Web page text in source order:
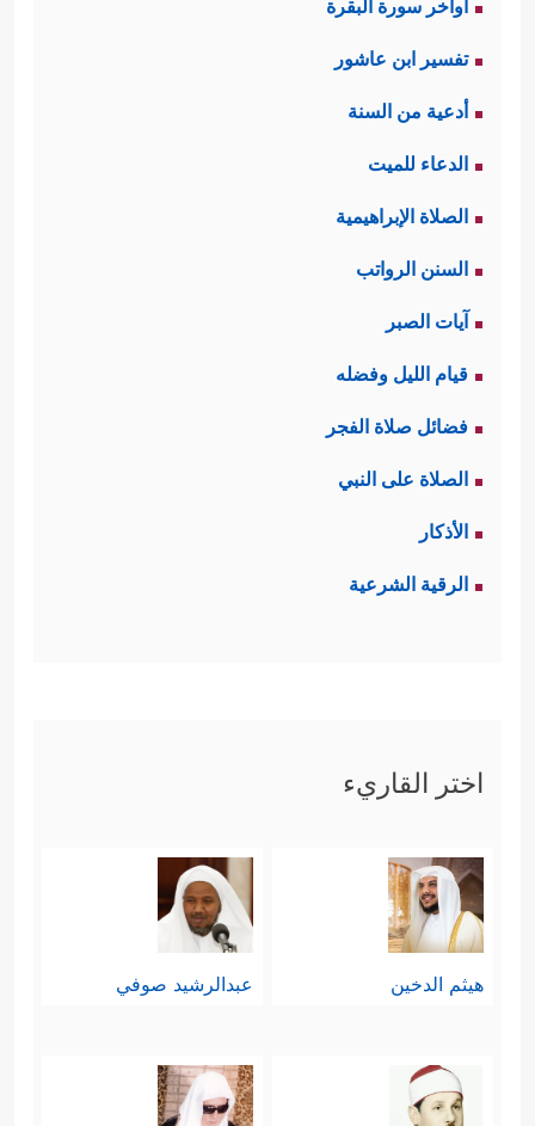
اواخر سورة البقرة
تفسير ابن عاشور
أدعية من السنة
الدعاء للميت
الصلاة الإبراهيمية
السنن الرواتب
آيات الصبر
قيام الليل وفضله
فضائل صلاة الفجر
الصلاة على النبي
الأذكار
الرقية الشرعية
اختر القاريء
هيثم الدخين عبدالرشيد صوفي